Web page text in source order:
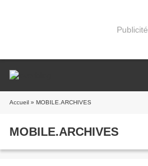
Publicité
Accueil » MOBILE.ARCHIVES
MOBILE.ARCHIVES